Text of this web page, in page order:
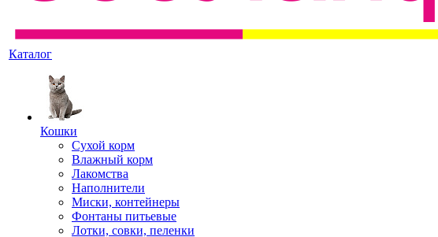
Каталог
Кошки
Сухой корм
Влажный корм
Лакомства
Наполнители
Миски, контейнеры
Фонтаны питьевые
Лотки, совки, пеленки